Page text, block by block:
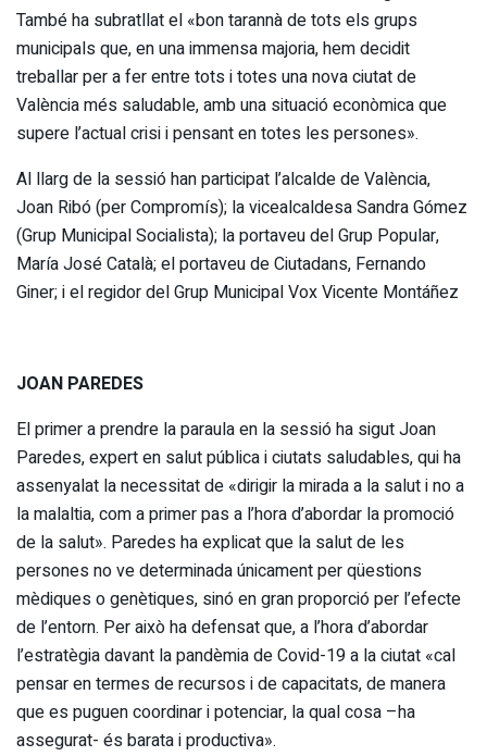
També ha subratllat el «bon tarannà de tots els grups
municipals que, en una immensa majoria, hem decidit
treballar per a fer entre tots i totes una nova ciutat de
València més saludable, amb una situació econòmica que
supere l’actual crisi i pensant en totes les persones».
Al llarg de la sessió han participat l’alcalde de València,
Joan Ribó (per Compromís); la vicealcaldesa Sandra Gómez
(Grup Municipal Socialista); la portaveu del Grup Popular,
María José Català; el portaveu de Ciutadans, Fernando
Giner; i el regidor del Grup Municipal Vox Vicente Montáñez
JOAN PAREDES
El primer a prendre la paraula en la sessió ha sigut Joan
Paredes, expert en salut pública i ciutats saludables, qui ha
assenyalat la necessitat de «dirigir la mirada a la salut i no a
la malaltia, com a primer pas a l’hora d’abordar la promoció
de la salut». Paredes ha explicat que la salut de les
persones no ve determinada únicament per qüestions
mèdiques o genètiques, sinó en gran proporció per l’efecte
de l’entorn. Per això ha defensat que, a l’hora d’abordar
l’estratègia davant la pandèmia de Covid-19 a la ciutat «cal
pensar en termes de recursos i de capacitats, de manera
que es puguen coordinar i potenciar, la qual cosa –ha
assegurat- és barata i productiva».